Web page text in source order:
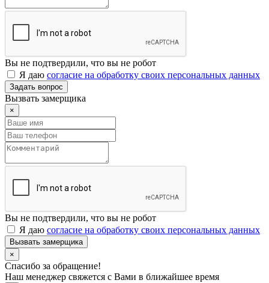
Вы не подтвердили, что вы не робот
Я даю согласие на обработку своих персональных данных
Задать вопрос
Вызвать замерщика
×
Вы не подтвердили, что вы не робот
Я даю согласие на обработку своих персональных данных
Вызвать замерщика
×
Спасибо за обращение!
Наш менеджер свяжется с Вами в ближайшее время